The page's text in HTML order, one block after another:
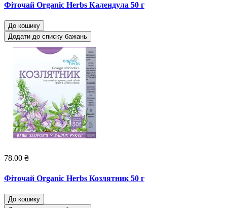
Фіточай Organic Herbs Календула 50 г
До кошику
Додати до списку бажань
78.00 ₴
Фіточай Organic Herbs Козлятник 50 г
До кошику